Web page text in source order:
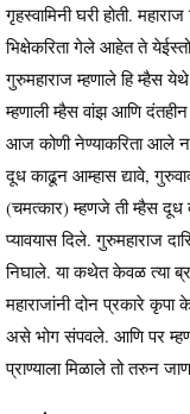
गृहस्वामिनी घरी होती.
भिक्षेकरिता गेले आहेत ते
गुरुमहाराज म्हणाले हि म्हैस
म्हणाली म्हैस वांझ आणि
आज कोणी नेण्याकरिता आले
दूध काढून आम्हास द्यावे,
(चमत्कार) म्हणजे ती म्हैस दूध
प्यावयास दिले. गुरुमहाराज
निघाले. या कथेत केवळ त्या
महाराजांनी दोन प्रकारे
असे भोग संपवले. आणि पर
प्राण्याला मिळाले तो तरुन